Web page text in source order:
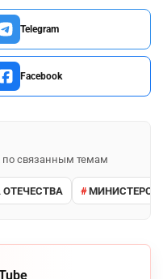
Telegram
Facebook
по связанным темам